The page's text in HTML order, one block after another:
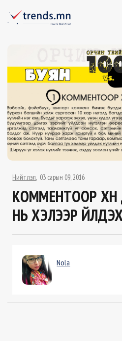
Нийтлэл 03 сарын 09, 2016
КОММЕНТООР
НЬ ХЭЛЭЭР
Nola